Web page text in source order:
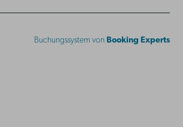
Buchungssystem von Booking Experts